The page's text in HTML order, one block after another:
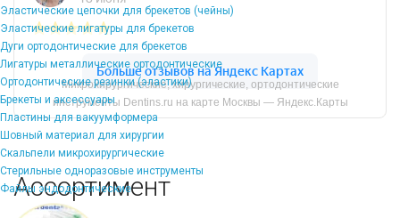
Эластические цепочки для брекетов (чейны)
Эластические лигатуры для брекетов
Дуги ортодонтические для брекетов
Лигатуры металлические ортодонтические
Ортодонтические резинки (эластики)
Брекеты и аксессуары
Пластины для вакуумформера
Шовный материал для хирургии
Скальпели микрохирургические
Стерильные одноразовые инструменты
Файлы эндодонтические
Микрохирургические, хирургические, ортодонтические
инструменты Dentins.ru на карте Москвы — Яндекс.Карты
Ассортимент